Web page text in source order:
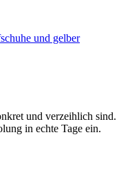
und verzeihlich sind.
in echte Tage ein.